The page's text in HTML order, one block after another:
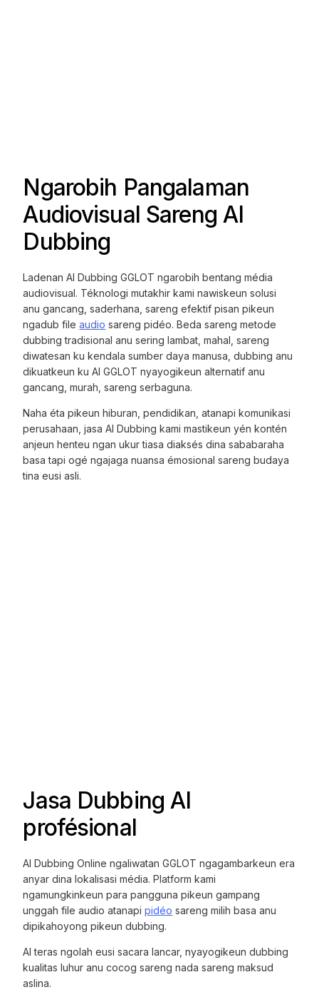
Ngarobih Pangalaman
Audiovisual Sareng AI
Dubbing
Ladenan AI Dubbing GGLOT ngarobih bentang média
audiovisual. Téknologi mutakhir kami nawiskeun solusi
anu gancang, saderhana, sareng efektif pisan pikeun
ngadub fileaudio sareng pidéo. Beda sareng metode
dubbing tradisional anu sering lambat, mahal, sareng
diwatesan ku kendala sumber daya manusa, dubbing anu
dikuatkeun ku AI GGLOT nyayogikeun alternatif anu
gancang, murah, sareng serbaguna.
Naha éta pikeun hiburan, pendidikan, atanapi komunikasi
perusahaan, jasa AI Dubbing kami mastikeun yén kontén
anjeun henteu ngan ukur tiasa diaksés dina sababaraha
basa tapi ogé ngajaga nuansa émosional sareng budaya
tina eusi asli.
Jasa Dubbing AI
profésional
AI Dubbing Online ngaliwatan GGLOT ngagambarkeun era
anyar dina lokalisasi média. Platform kami
ngamungkinkeun para pangguna pikeun gampang
unggah file audio atanapipidéo sareng milih basa anu
dipikahoyong pikeun dubbing.
AI teras ngolah eusi sacara lancar, nyayogikeun dubbing
kualitas luhur anu cocog sareng nada sareng maksud
aslina.